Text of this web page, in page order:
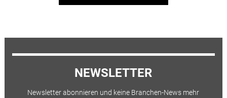
NEWSLETTER
Newsletter abonnieren und keine Branchen-News mehr